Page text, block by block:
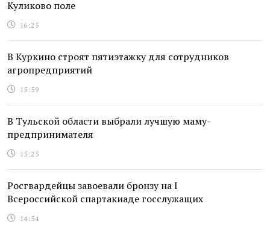
Куликово поле
16:25
В Куркино строят пятиэтажку для сотрудников
агропредприятий
15:59
В Тульской области выбрали лучшую маму-
предпринимателя
15:25
Росгвардейцы завоевали бронзу на I
Всероссийской спартакиаде госслужащих
14:54